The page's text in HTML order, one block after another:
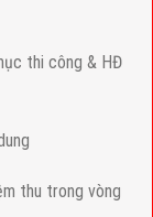
thi công & HĐ
thu trong vòng